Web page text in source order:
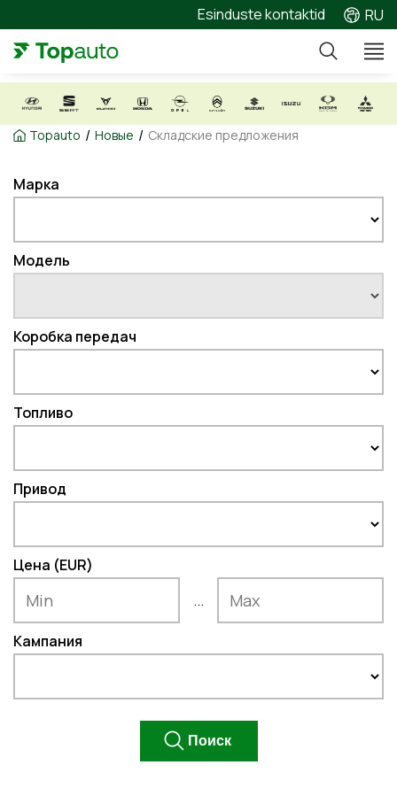
Esinduste kontaktid RU
Topauto / Новые / Складские предложения
Марка
Модель
Коробка передач
Топливо
Привод
Цена (EUR)
...
Кампания